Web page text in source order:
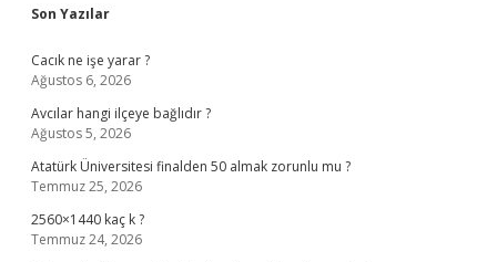
Sidebar
Son Yazılar
Cacık ne işe yarar ?
Ağustos 6, 2026
Avcılar hangi ilçeye bağlıdır ?
Ağustos 5, 2026
Atatürk Üniversitesi finalden 50 almak zorunlu mu ?
Temmuz 25, 2026
2560×1440 kaç k ?
Temmuz 24, 2026